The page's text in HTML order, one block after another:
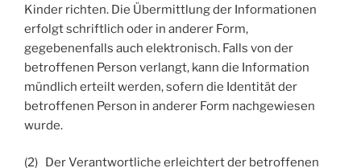
Kinder richten. Die Übermittlung der Informationen
erfolgt schriftlich oder in anderer Form,
gegebenenfalls auch elektronisch. Falls von der
betroffenen Person verlangt, kann die Information
mündlich erteilt werden, sofern die Identität der
betroffenen Person in anderer Form nachgewiesen
wurde.
(2) Der Verantwortliche erleichtert der betroffenen